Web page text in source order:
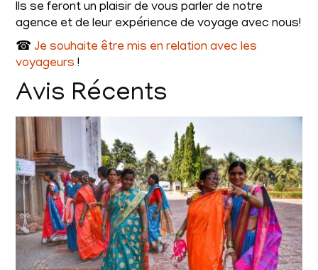
Ils se feront un plaisir de vous parler de notre
agence et de leur expérience de voyage avec nous!
☎Je souhaite être mis en relation avec les
voyageurs !
Avis Récents